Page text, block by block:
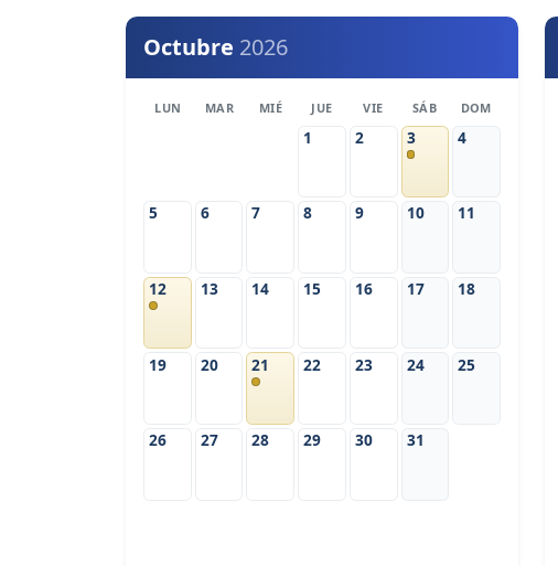
Octubre 2026
LUN MAR MIÉ JUE VIE SÁB DOM
1 2 3 4
5 6 7 8 9 10 11
12 13 14 15 16 17 18
19 20 21 22 23 24 25
26 27 28 29 30 31